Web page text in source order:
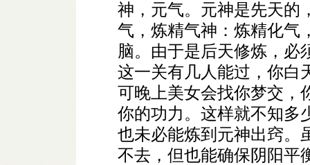
神，元气。元神是先天的
气，炼精气神：炼精化气
脑。由于是后天修炼，必
这一关有几人能过，你白
可晚上美女会找你梦交，
你的功力。这样就不知多
也未必能炼到元神出窍。
不去，但也能确保阴阳平